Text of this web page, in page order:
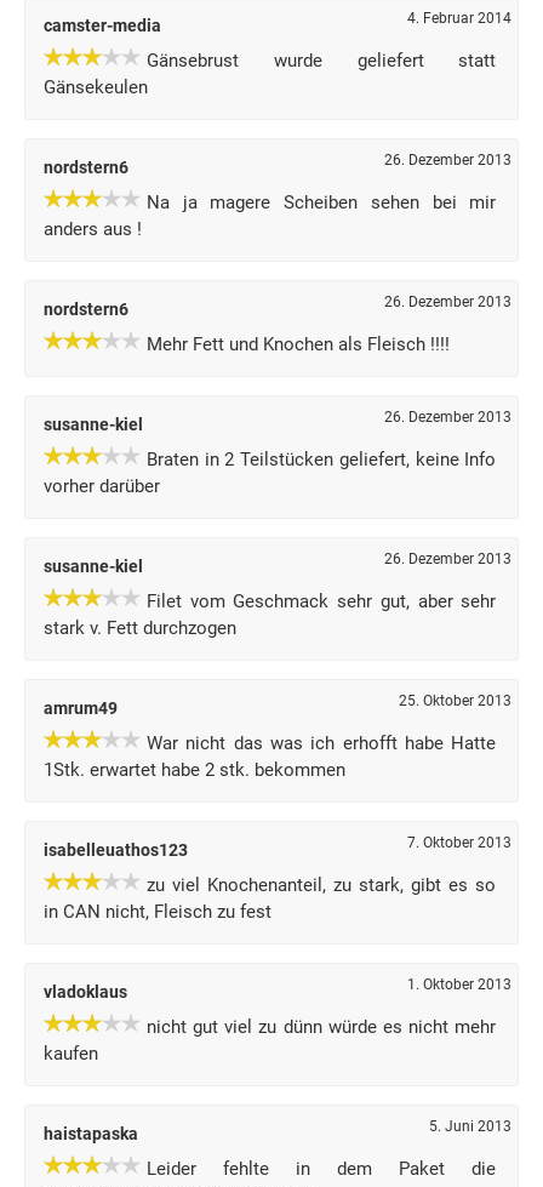
camster-media 4. Februar 2014
Gänsebrust wurde geliefert statt
Gänsekeulen
nordstern6 26. Dezember 2013
Na ja magere Scheiben sehen bei mir
anders aus !
nordstern6 26. Dezember 2013
Mehr Fett und Knochen als Fleisch !!!!
susanne-kiel 26. Dezember 2013
Braten in 2 Teilstücken geliefert, keine Info
vorher darüber
susanne-kiel 26. Dezember 2013
Filet vom Geschmack sehr gut, aber sehr
stark v. Fett durchzogen
amrum49 25. Oktober 2013
War nicht das was ich erhofft habe Hatte
1Stk. erwartet habe 2 stk. bekommen
isabelleuathos123 7. Oktober 2013
zu viel Knochenanteil, zu stark, gibt es so
in CAN nicht, Fleisch zu fest
vladoklaus 1. Oktober 2013
nicht gut viel zu dünn würde es nicht mehr
kaufen
haistapaska 5. Juni 2013
Leider fehlte in dem Paket die